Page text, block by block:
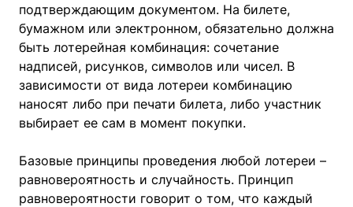
подтверждающим документом. На билете,
бумажном или электронном, обязательно должна
быть лотерейная комбинация: сочетание
надписей, рисунков, символов или чисел. В
зависимости от вида лотереи комбинацию
наносят либо при печати билета, либо участник
выбирает ее сам в момент покупки.
Базовые принципы проведения любой лотереи –
равновероятность и случайность. Принцип
равновероятности говорит о том, что каждый